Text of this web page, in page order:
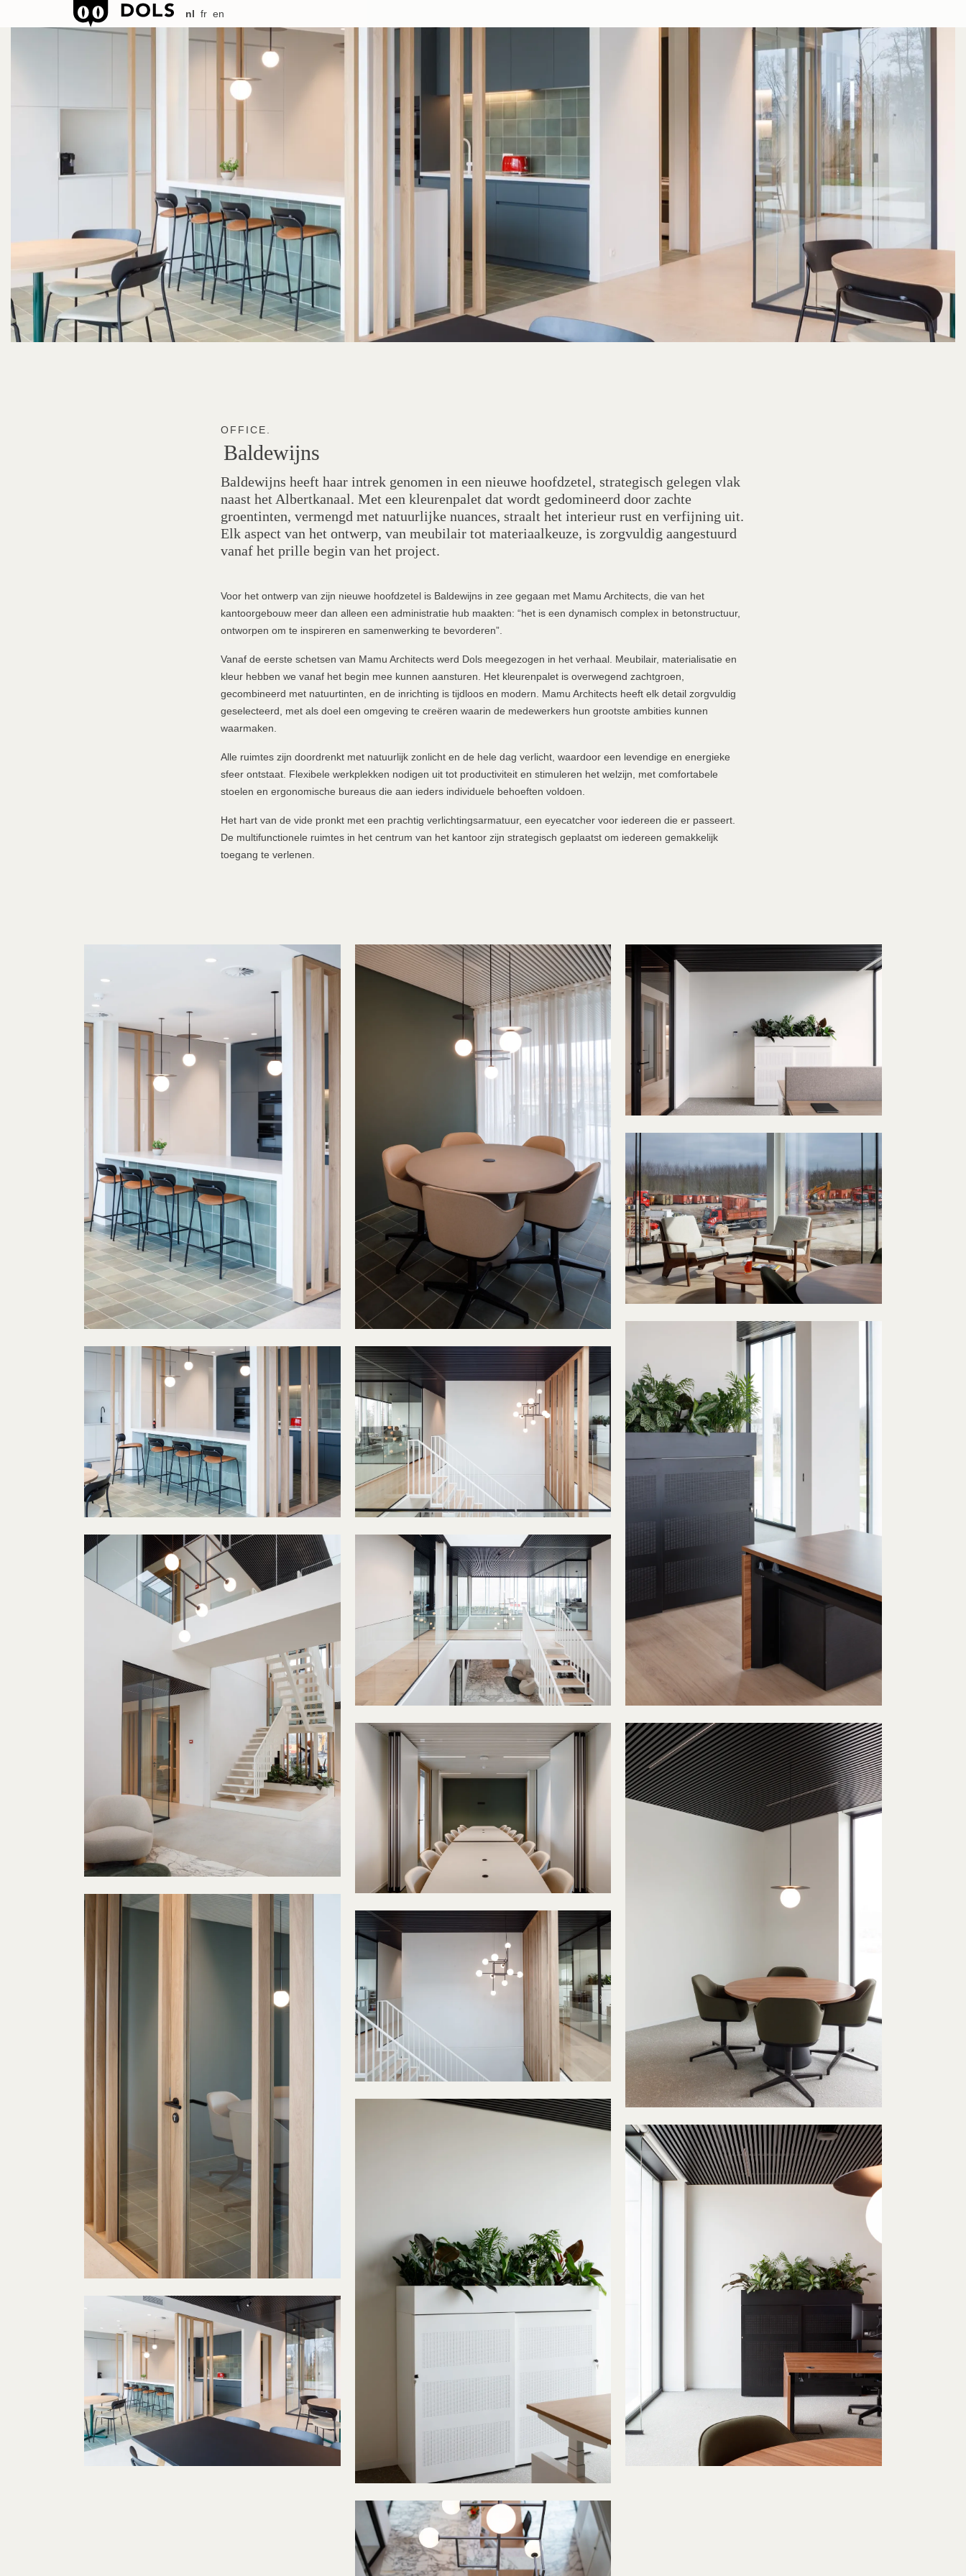
nl fr en
OFFICE.
Baldewijns
Baldewijns heeft haar intrek genomen in een nieuwe hoofdzetel, strategisch gelegen vlak
naast het Albertkanaal. Met een kleurenpalet dat wordt gedomineerd door zachte
groentinten, vermengd met natuurlijke nuances, straalt het interieur rust en verfijning uit.
Elk aspect van het ontwerp, van meubilair tot materiaalkeuze, is zorgvuldig aangestuurd
vanaf het prille begin van het project.
Voor het ontwerp van zijn nieuwe hoofdzetel is Baldewijns in zee gegaan met Mamu Architects, die van het
kantoorgebouw meer dan alleen een administratie hub maakten: “het is een dynamisch complex in betonstructuur,
ontworpen om te inspireren en samenwerking te bevorderen”.
Vanaf de eerste schetsen van Mamu Architects werd Dols meegezogen in het verhaal. Meubilair, materialisatie en
kleur hebben we vanaf het begin mee kunnen aansturen. Het kleurenpalet is overwegend zachtgroen,
gecombineerd met natuurtinten, en de inrichting is tijdloos en modern. Mamu Architects heeft elk detail zorgvuldig
geselecteerd, met als doel een omgeving te creëren waarin de medewerkers hun grootste ambities kunnen
waarmaken.
Alle ruimtes zijn doordrenkt met natuurlijk zonlicht en de hele dag verlicht, waardoor een levendige en energieke
sfeer ontstaat. Flexibele werkplekken nodigen uit tot productiviteit en stimuleren het welzijn, met comfortabele
stoelen en ergonomische bureaus die aan ieders individuele behoeften voldoen.
Het hart van de vide pronkt met een prachtig verlichtingsarmatuur, een eyecatcher voor iedereen die er passeert.
De multifunctionele ruimtes in het centrum van het kantoor zijn strategisch geplaatst om iedereen gemakkelijk
toegang te verlenen.